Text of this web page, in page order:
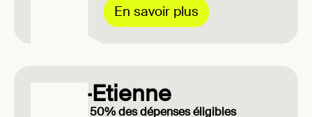
En savoir plus
Saint-Etienne
Entre 30 et 50% des dépenses éligibles